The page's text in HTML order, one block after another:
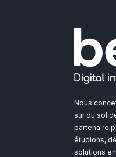
Nous
sur du
partenaire
étudions,
solutions